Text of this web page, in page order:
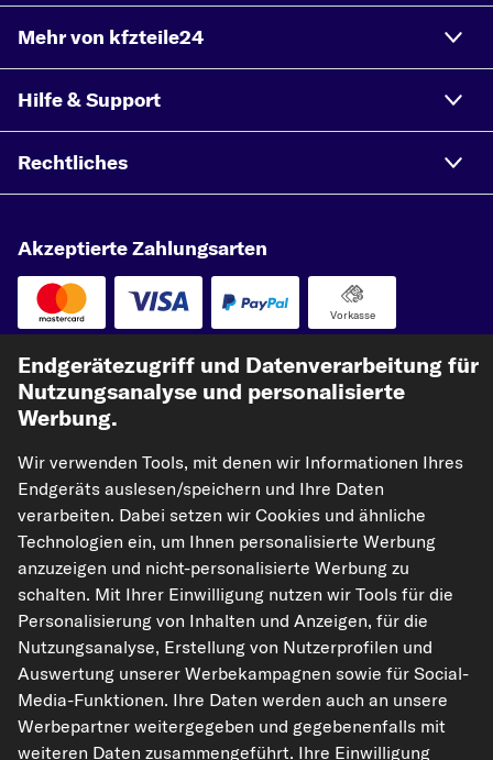
Mehr von kfzteile24
Hilfe & Support
Rechtliches
Akzeptierte Zahlungsarten
Vorkasse
Unsere Versandpartner
kfzteile24.de carpardoo.nl
carpardoo.fr
carpardoo.dk
Die hier dargestellten Daten, insbesondere die gesamte Datenbank, dürfen
nicht vervielfältigt werden. Die Vervielfältigung und Verbreitung der Daten und
der Datenbank ohne vorherige Einwilligung von TecAlliance und/oder die
Endgerätezugriff und Datenverarbeitung für
Nutzungsanalyse und personalisierte
Werbung.
Wir verwenden Tools, mit denen wir Informationen Ihres
Endgeräts auslesen/speichern und Ihre Daten
verarbeiten. Dabei setzen wir Cookies und ähnliche
Technologien ein, um Ihnen personalisierte Werbung
anzuzeigen und nicht-personalisierte Werbung zu
schalten. Mit Ihrer Einwilligung nutzen wir Tools für die
Personalisierung von Inhalten und Anzeigen, für die
Nutzungsanalyse, Erstellung von Nutzerprofilen und
Auswertung unserer Werbekampagnen sowie für Social-
Media-Funktionen. Ihre Daten werden auch an unsere
Werbepartner weitergegeben und gegebenenfalls mit
weiteren Daten zusammengeführt. Ihre Einwilligung